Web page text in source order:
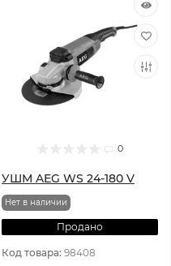
0
УШМ AEG WS 24-180 V
Нет в наличии
Продано
Код товара: 98408